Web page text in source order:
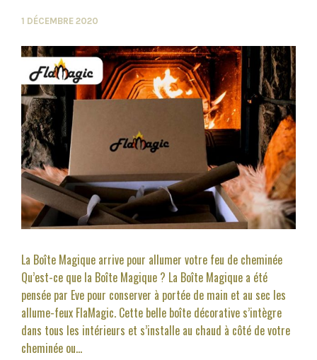
1 DÉCEMBRE 2020
La Boîte Magique arrive pour allumer votre feu de cheminée
Qu’est-ce que la Boîte Magique ? La Boîte Magique a été
pensée par Eve pour conserver à portée de main et au sec les
allume-feux FlaMagic. Cette belle boîte décorative s’intègre
dans tous les intérieurs et s’installe au chaud à côté de votre
cheminée ou...